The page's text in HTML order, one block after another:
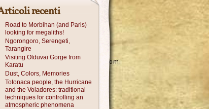
recenti
Road to Morbihan (and Paris)
looking for megaliths!
Ngorongoro, Serengeti,
Tarangire
Visiting Olduvai Gorge from
Karatu
Dust, Colors, Memories
Totonaca people, the Hurricane
and the Voladores: traditional
techniques for controlling an
atmospheric phenomena